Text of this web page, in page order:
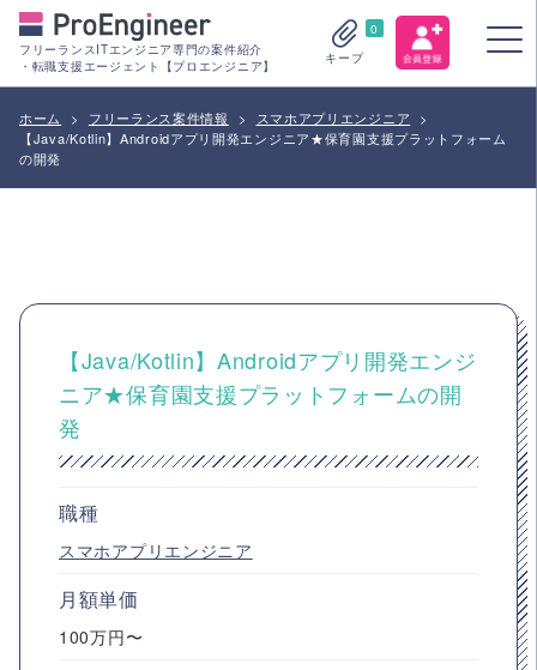
フリーランスITエンジニア専門の案件紹介
・転職支援エージェント【プロエンジニア】
0
キープ
ホーム > フリーランス案件情報 > スマホアプリエンジニア
>
【Java/Kotlin】Androidアプリ開発エンジニア★保育園支援プラットフォーム
の開発
【Java/Kotlin】Androidアプリ開発エンジ
ニア★保育園支援プラットフォームの開
発
職種
スマホアプリエンジニア
月額単価
100万円〜